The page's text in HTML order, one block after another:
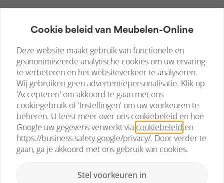
Eetkamerstoel Mio Gebogen Hout En Stof Lichtgrijs. Deze
trendy eetkamerstoel met ergonomisch ontwerp is een
decoratieve en zeer comfortabele toevoeging aan je
eetkamer of keuken.
Cookie beleid van Meubelen-Online
Deze website maakt gebruik van functionele en
geanonimiseerde analytische cookies om uw ervaring
te verbeteren en het websiteverkeer te analyseren.
Wij gebruiken geen advertentiepersonalisatie. Klik op
'Accepteren' om akkoord te gaan met ons
cookiegebruik of 'Instellingen' om uw voorkeuren te
beheren. U leest meer over ons cookiebeleid en hoe
Google uw gegevens verwerkt via cookiebeleid en
https://business.safety.google/privacy/. Door verder te
gaan, ga je akkoord met ons gebruik van cookies.